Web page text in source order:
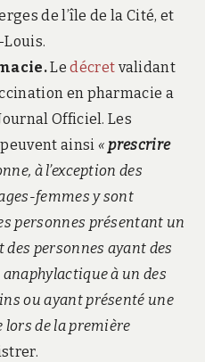
de l’île de la Cité, et
Louis.
Ledécret validant
en pharmacie a
Officiel. Les
ainsi «prescrire
à l’exception des
femmes y sont
personnes présentant un
des personnes ayant des
à un des
ou ayant présenté une
de la première